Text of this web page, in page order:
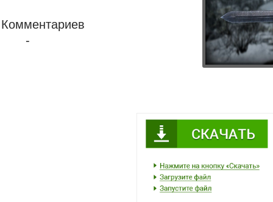
Комментариев
-